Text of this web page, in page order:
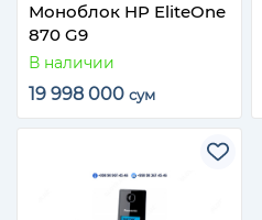
Моноблок HP EliteOne
870 G9
В наличии
19 998 000 сум